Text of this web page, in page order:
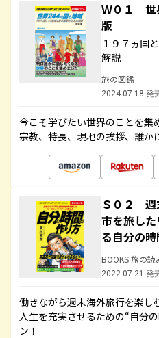
Ｗ０１ 世
版
１９７ヵ国
解説
旅の図鑑
2024.07.18 発
今こそ学びたい世界のことを集
宗教、特長、現地の挨拶、誰か
Ｓ０２ 週
市を旅し
る自分の
BOOKS 旅の読
2022.07.21 発
働きながら週末海外旅行を楽し
人生を充実させるための“自分
ン！